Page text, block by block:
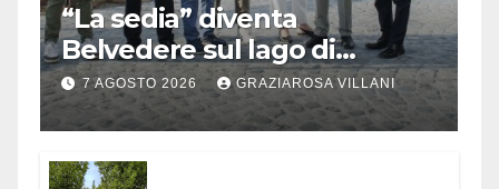
“La sedia” diventa
Belvedere sul lago di
Bracciano: ieri
l’inaugurazione
7 AGOSTO 2026 GRAZIAROSA VILLANI